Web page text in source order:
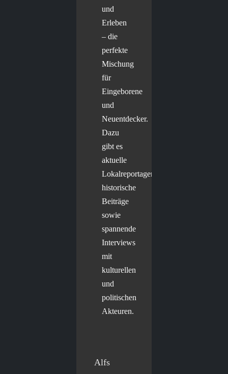
und
Erleben
– die
perfekte
Mischung
für
Eingeborene
und
Neuentdecker.
Dazu
gibt es
aktuelle
Lokalreportagen,
historische
Beiträge
sowie
spannende
Interviews
mit
kulturellen
und
politischen
Akteuren.
Alfs